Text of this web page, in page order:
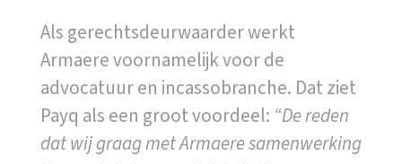
Als gerechtsdeurwaarder werkt
Armaere voornamelijk voor de
advocatuur en incassobranche. Dat ziet
Payq als een groot voordeel: “De reden
dat wij graag met Armaere samenwerking